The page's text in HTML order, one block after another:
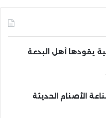
يقودها أهل البدعة
الأصنام الحديثة